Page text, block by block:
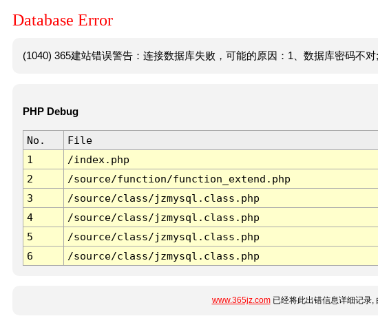
Database Error
(1040) 365建站错误警告：连接数据库失败，可能的原因：1、数据库密码不对
PHP Debug
No. File
1
/index.php
2
/source/function/function_extend.php
3
/source/class/jzmysql.class.php
4
/source/class/jzmysql.class.php
5
/source/class/jzmysql.class.php
6
/source/class/jzmysql.class.php
www.365jz.com已经将此出错信息详细记录,